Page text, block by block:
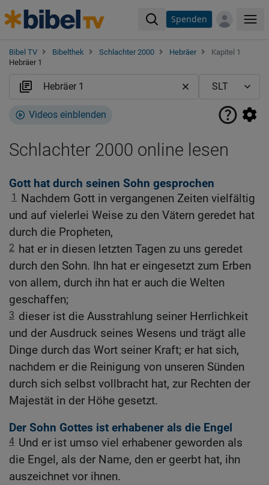
Spenden
Bibel TV Bibelthek Schlachter 2000 Hebräer
Kapitel 1
Hebräer 1
Videos einblenden
Schlachter 2000 online lesen
Gott hat durch seinen Sohn gesprochen
1
Nachdem Gott in vergangenen Zeiten vielfältig
und auf vielerlei Weise zu den Vätern geredet hat
durch die Propheten,
2 hat er in diesen letzten Tagen zu uns geredet
durch den Sohn. Ihn hat er eingesetzt zum Erben
von allem, durch ihn hat er auch die Welten
geschaffen;
3 dieser ist die Ausstrahlung seiner Herrlichkeit
und der Ausdruck seines Wesens und trägt alle
Dinge durch das Wort seiner Kraft; er hat sich,
nachdem er die Reinigung von unseren Sünden
durch sich selbst vollbracht hat, zur Rechten der
Majestät in der Höhe gesetzt.
Der Sohn Gottes ist erhabener als die Engel
4 Und er ist umso viel erhabener geworden als
die Engel, als der Name, den er geerbt hat, ihn
auszeichnet vor ihnen.